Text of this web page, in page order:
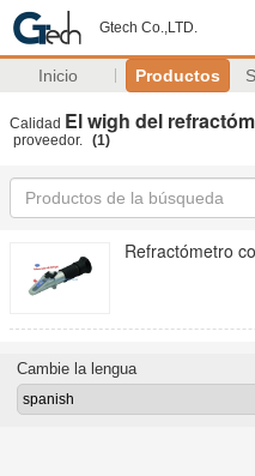
Gtech Co.,LTD.
Inicio Productos
Calidad El wigh del
proveedor. (1)
Refractómetro
Cambie la lengua